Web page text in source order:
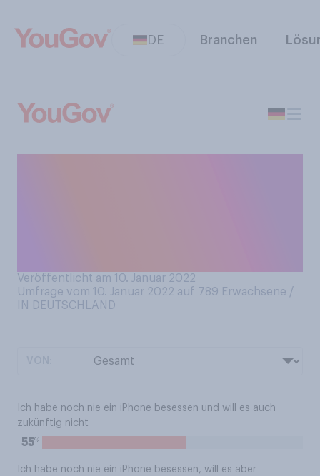
DE Branchen
Veröffentlicht am 10. Januar 2022
Umfrage vom 10. Januar 2022 auf 789 Erwachsene /
IN DEUTSCHLAND
Ich habe noch nie ein iPhone besessen und will es auch
zukünftig nicht
55%
Ich habe noch nie ein iPhone besessen, will es aber